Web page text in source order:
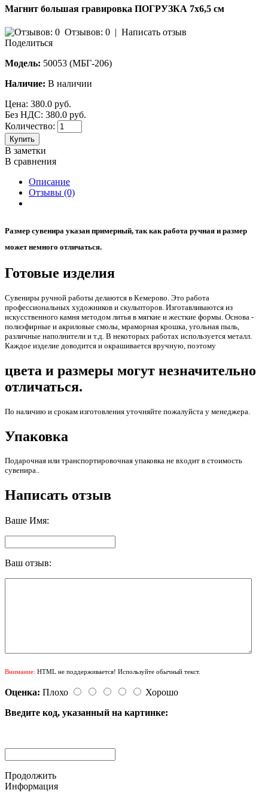
Магнит большая гравировка ПОГРУЗКА 7х6,5 см
Отзывов: 0 | Написать отзыв
Поделиться
Модель: 50053 (МБГ-206)
Наличие: В наличии
Цена: 380.0 руб.
Без НДС: 380.0 руб.
Количество:
Купить
В заметки
В сравнения
Описание
Отзывы (0)
​Размер сувенира указан примерный, так как работа ручная и размер
может немного отличаться.
Готовые изделия
Сувениры ручной работы делаются в Кемерово. Это работа
профессиональных художников и скульпторов. Изготавливаются из
искусственного камня методом литья в мягкие и жесткие формы. Основа -
полиэфирные и акриловые смолы, мраморная крошка, угольная пыль,
различные наполнители и т.д. В некоторых работах используется металл.
Каждое изделие доводится и окрашивается вручную, поэтому
цвета и размеры могут незначительно
отличаться.
По наличию и срокам изготовления уточняйте пожалуйста у менеджера.
Упаковка
Подарочная или транспортировочная упаковка не входит в стоимость
сувенира..
Написать отзыв
Ваше Имя:
Ваш отзыв:
Внимание: HTML не поддерживается! Используйте обычный текст.
Оценка: Плохо
Хорошо
Введите код, указанный на картинке:
Продолжить
Информация